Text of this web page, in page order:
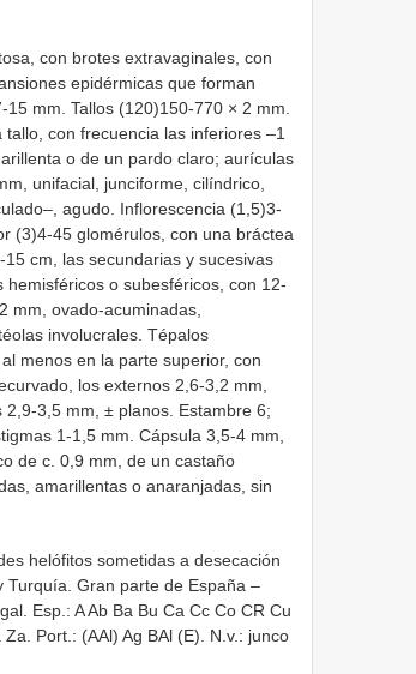
con brotes extravaginales, con
epidérmicas que forman
mm. Tallos (120)150-770 × 2 mm.
con frecuencia las inferiores –1
o de un pardo claro; aurículas
unifacial, junciforme, cilíndrico,
agudo. Inflorescencia (1,5)3-
(3)4-45 glomérulos, con una bráctea
cm, las secundarias y sucesivas
o subesféricos, con 12-
mm, ovado-acuminadas,
involucrales. Tépalos
menos en la parte superior, con
los externos 2,6-3,2 mm,
3,5 mm, ± planos. Estambre 6;
1-1,5 mm. Cápsula 3,5-4 mm,
de c. 0,9 mm, de un castaño
amarillentas o anaranjadas, sin
helófitos sometidas a desecación
Turquía. Gran parte de España –
Esp.: A Ab Ba Bu Ca Cc Co CR Cu
Port.: (AAl) Ag BAl (E). N.v.: junco